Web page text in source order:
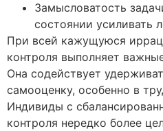
Замысловатость
состоянии усиливать
При всей кажущуюся
контроля выполняет
Она содействует
самооценку, особенно в
Индивиды с
контроля нередко более